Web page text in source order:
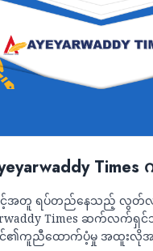
င့်အတူ ရပ်တည်နေသည့် လွတ်လ
Times ဆက်လက်ရှ
၏ကူညီထောက်ပံ့မှု အထူးလိုအ
သေဆုံးပြီး အိမ်ခြေ ၄၀ ကျော်ပ